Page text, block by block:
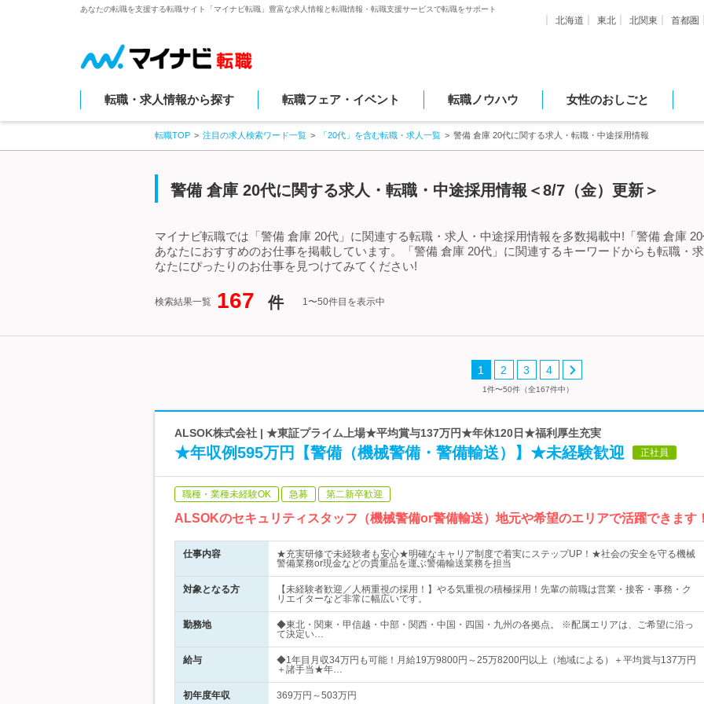
あなたの転職を支援する転職サイト「マイナビ転職」豊富な求人情報と転職情報・転職支援サービスで転職をサポート
北海道 東北 北関東 首都圏
転職・求人情報から探す 転職フェア・イベント 転職ノウハウ 女性のおしごと
転職TOP 注目の求人検索ワード一覧 「20代」を含む転職・求人一覧 警備 倉庫 20代に関する求人・転職・中途採用情報
警備 倉庫 20代に関する求人・転職・中途採用情報＜8/7（金）更新＞
マイナビ転職では「警備 倉庫 20代」に関連する転職・求人・中途採用情報を多数掲載中!「警備 倉庫
あなたにおすすめのお仕事を掲載しています。「警備 倉庫 20代」に関連するキーワードからも転職・
なたにぴったりのお仕事を見つけてみてください!
検索結果一覧 167 件 1〜50件目を表示中
1 2 3 4
1件〜50件（全167件中）
ALSOK株式会社 | ★東証プライム上場★平均賞与137万円★年休120日★福利厚生充実
★年収例595万円【警備（機械警備・警備輸送）】★未経験歓迎 正社員
職種・業種未経験OK 急募 第二新卒歓迎
ALSOKのセキュリティスタッフ（機械警備or警備輸送）地元や希望のエリアで活躍できます
仕事内容
★充実研修で未経験者も安心★明確なキャリア制度で着実にステップUP！★社会の安全を守る機械
警備業務or現金などの貴重品を運ぶ警備輸送業務を担当
対象となる方
【未経験者歓迎／人柄重視の採用！】やる気重視の積極採用！先輩の前職は営業・接客・事務・ク
リエイターなど非常に幅広いです。
勤務地
◆東北・関東・甲信越・中部・関西・中国・四国・九州の各拠点。 ※配属エリアは、ご希望に沿っ
て決定い…
給与
◆1年目月収34万円も可能！月給19万9800円～25万8200円以上（地域による）＋平均賞与137万円
＋諸手当★年…
初年度年収 369万円～503万円